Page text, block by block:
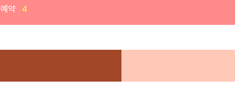
예약 4